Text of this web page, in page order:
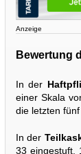
Anzeige
Bewertung
In der
einer Skala
die letzten
In der
33 eingestuft.